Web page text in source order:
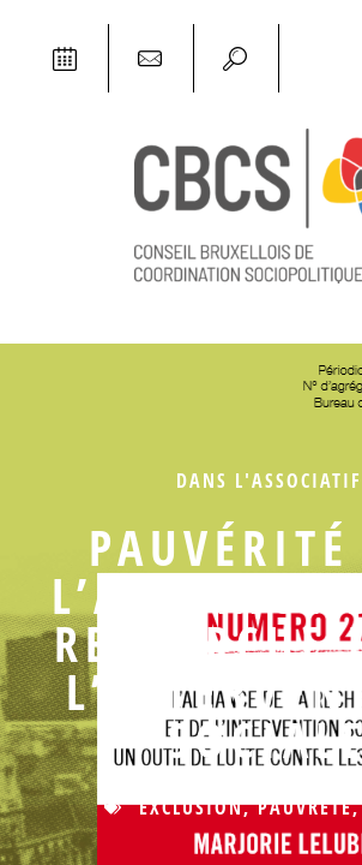
DANS L'ASSOCIATIF
L’ALLIANCE
RECHERCHE
EXCLUSION,PAUVRETÉ